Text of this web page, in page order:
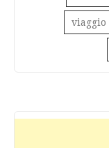
viaggio